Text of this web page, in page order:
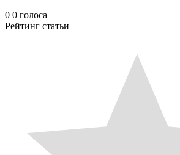
0 0 голоса
Рейтинг статьи